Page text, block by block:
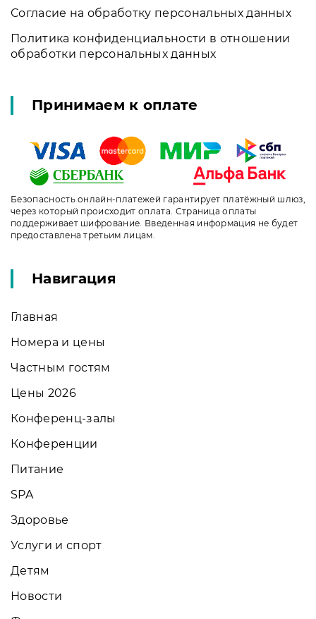
Согласие на обработку персональных данных
Политика конфиденциальности в отношении
обработки персональных данных
Принимаем к оплате
Безопасность онлайн-платежей гарантирует платёжный шлюз,
через который происходит оплата. Страница оплаты
поддерживает шифрование. Введенная информация не будет
предоставлена третьим лицам.
Навигация
Главная
Номера и цены
Частным гостям
Цены 2026
Конференц-залы
Конференции
Питание
SPA
Здоровье
Услуги и спорт
Детям
Новости